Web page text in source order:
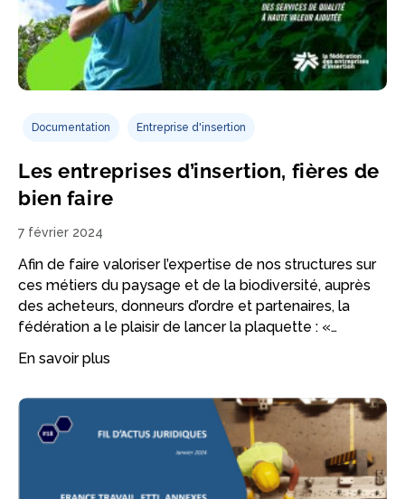
Documentation Entreprise d'insertion
Les entreprises d’insertion, fières de
bien faire
7 février 2024
Afin de faire valoriser l’expertise de nos structures sur
ces métiers du paysage et de la biodiversité, auprès
des acheteurs, donneurs d’ordre et partenaires, la
fédération a le plaisir de lancer la plaquette : «…
En savoir plus